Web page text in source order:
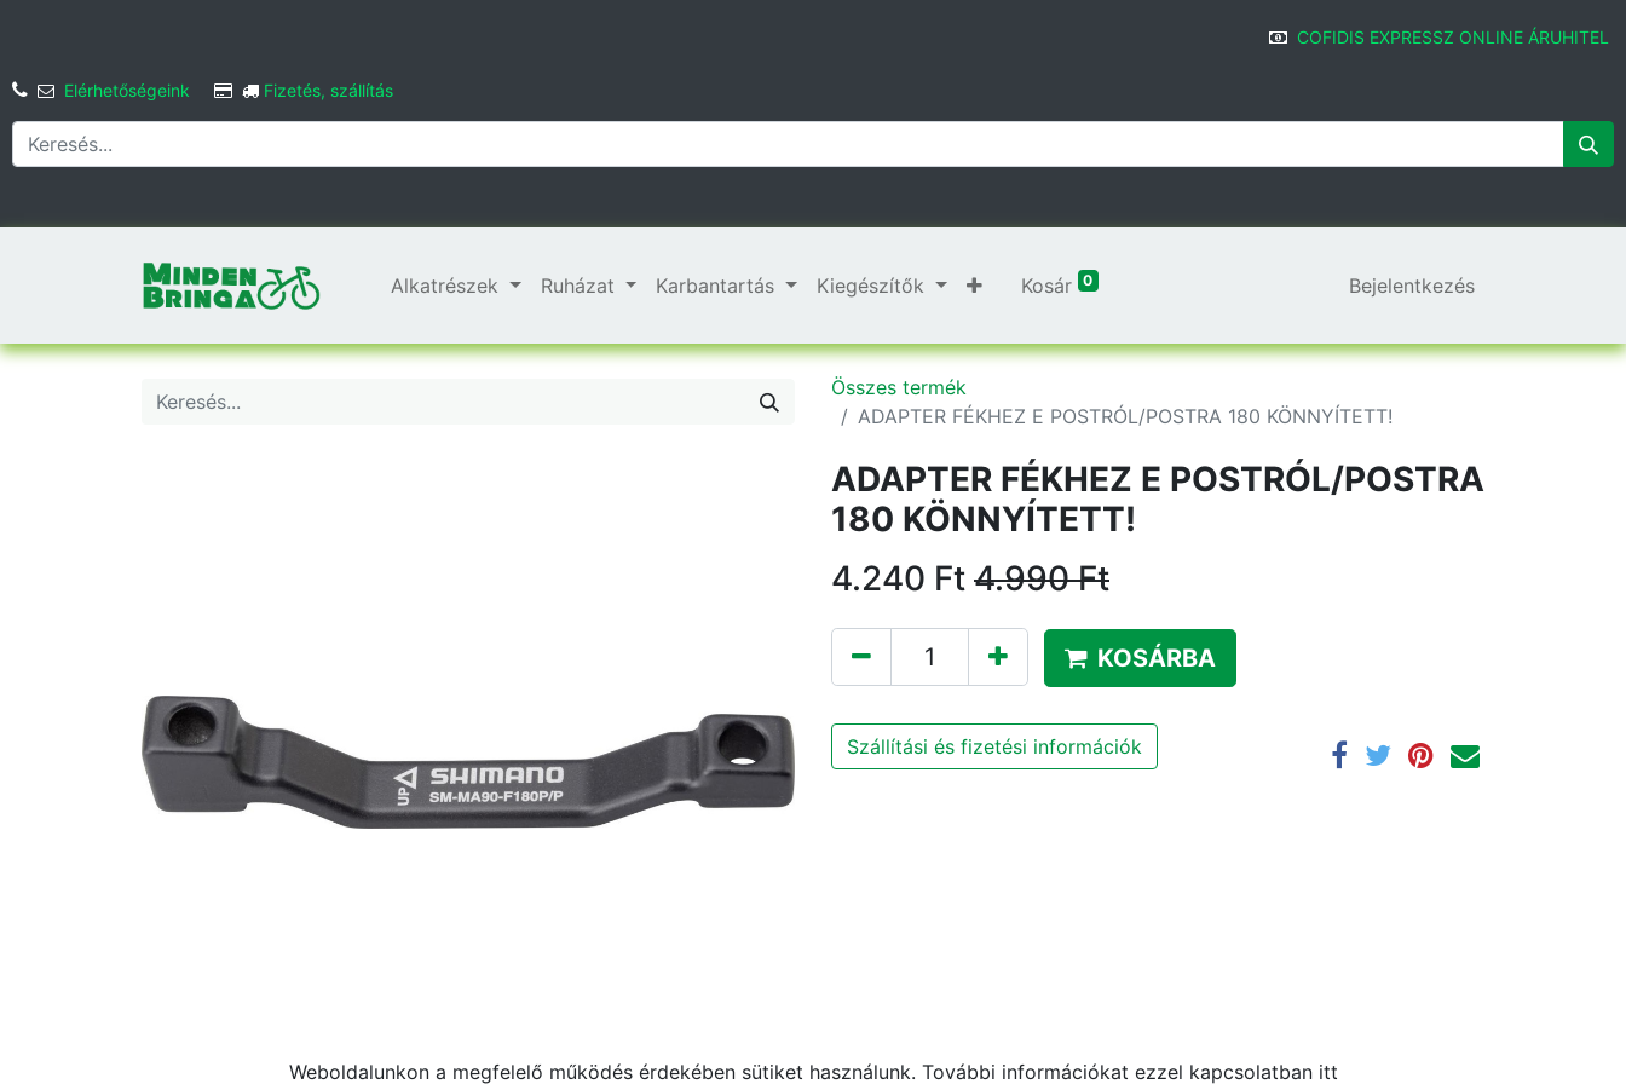
COFIDIS EXPRESSZ ONLINE ÁRUHITEL
Elérhetőségeink Fizetés, szállítás
Alkatrészek Ruházat Karbantartás Kiegészítők Kosár 0 Bejelentkezés
Összes termék
ADAPTER FÉKHEZ E POSTRÓL/POSTRA 180 KÖNNYÍTETT!
ADAPTER FÉKHEZ E POSTRÓL/POSTRA
180 KÖNNYÍTETT!
4.240 Ft 4.990Ft
KOSÁRBA
Szállítási és fizetési információk
Weboldalunkon a megfelelő működés érdekében sütiket használunk. További információkat ezzel kapcsolatban itt